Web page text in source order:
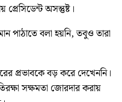
প্রেসিডেন্ট অসন্তুষ্ট।
পাঠাতে বলা হয়নি, তবুও তারা
প্রভাবকে বড় করে দেখেননি।
সক্ষমতা জোরদার করায়